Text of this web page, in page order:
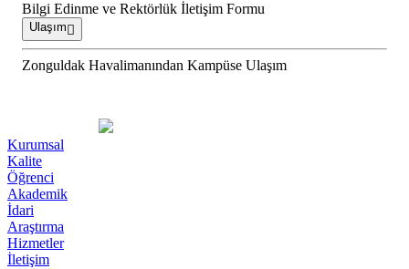
Bilgi Edinme ve Rektörlük İletişim Formu
Ulaşım
Zonguldak Havalimanından Kampüse Ulaşım
Kurumsal
Kalite
Öğrenci
Akademik
İdari
Araştırma
Hizmetler
İletişim